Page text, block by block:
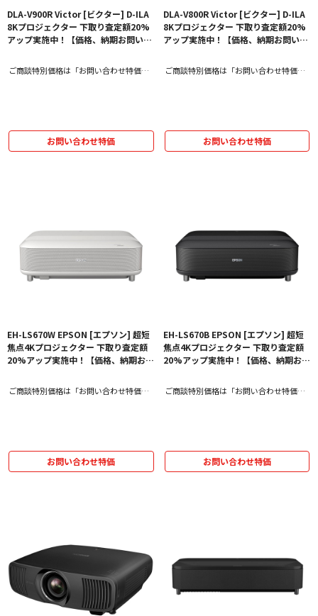
DLA-V900R Victor [ビクター] D-ILA
8Kプロジェクター 下取り査定額20%
アップ実施中！【価格、納期お問い合
ご商談特別価格は「お問い合わせ特価」
お問い合わせ特価
DLA-V800R Victor [ビクター] D-ILA
8Kプロジェクター 下取り査定額20%
アップ実施中！【価格、納期お問い合
ご商談特別価格は「お問い合わせ特価」
お問い合わせ特価
EH-LS670W EPSON [エプソン] 超短
焦点4Kプロジェクター 下取り査定額
20%アップ実施中！【価格、納期お問
ご商談特別価格は「お問い合わせ特価」
お問い合わせ特価
EH-LS670B EPSON [エプソン] 超短
焦点4Kプロジェクター 下取り査定額
20%アップ実施中！【価格、納期お問
ご商談特別価格は「お問い合わせ特価」
お問い合わせ特価